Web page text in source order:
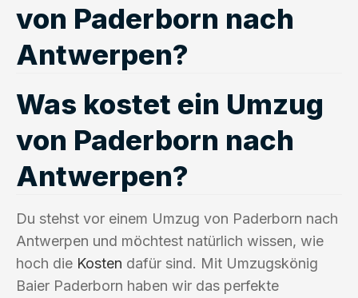
von Paderborn nach
Antwerpen?
Was kostet ein Umzug
von Paderborn nach
Antwerpen?
Du stehst vor einem Umzug von Paderborn nach
Antwerpen und möchtest natürlich wissen, wie
hoch die Kosten dafür sind. Mit Umzugskönig
Baier Paderborn haben wir das perfekte